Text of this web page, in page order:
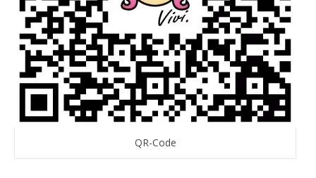
QR-Code